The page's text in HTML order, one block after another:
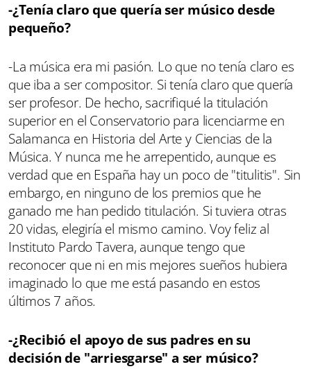
-¿Tenía claro que quería ser músico desde
pequeño?
-La música era mi pasión. Lo que no tenía claro es
que iba a ser compositor. Si tenía claro que quería
ser profesor. De hecho, sacrifiqué la titulación
superior en el Conservatorio para licenciarme en
Salamanca en Historia del Arte y Ciencias de la
Música. Y nunca me he arrepentido, aunque es
verdad que en España hay un poco de "titulitis". Sin
embargo, en ninguno de los premios que he
ganado me han pedido titulación. Si tuviera otras
20 vidas, elegiría el mismo camino. Voy feliz al
Instituto Pardo Tavera, aunque tengo que
reconocer que ni en mis mejores sueños hubiera
imaginado lo que me está pasando en estos
últimos 7 años.
-¿Recibió el apoyo de sus padres en su
decisión de "arriesgarse" a ser músico?